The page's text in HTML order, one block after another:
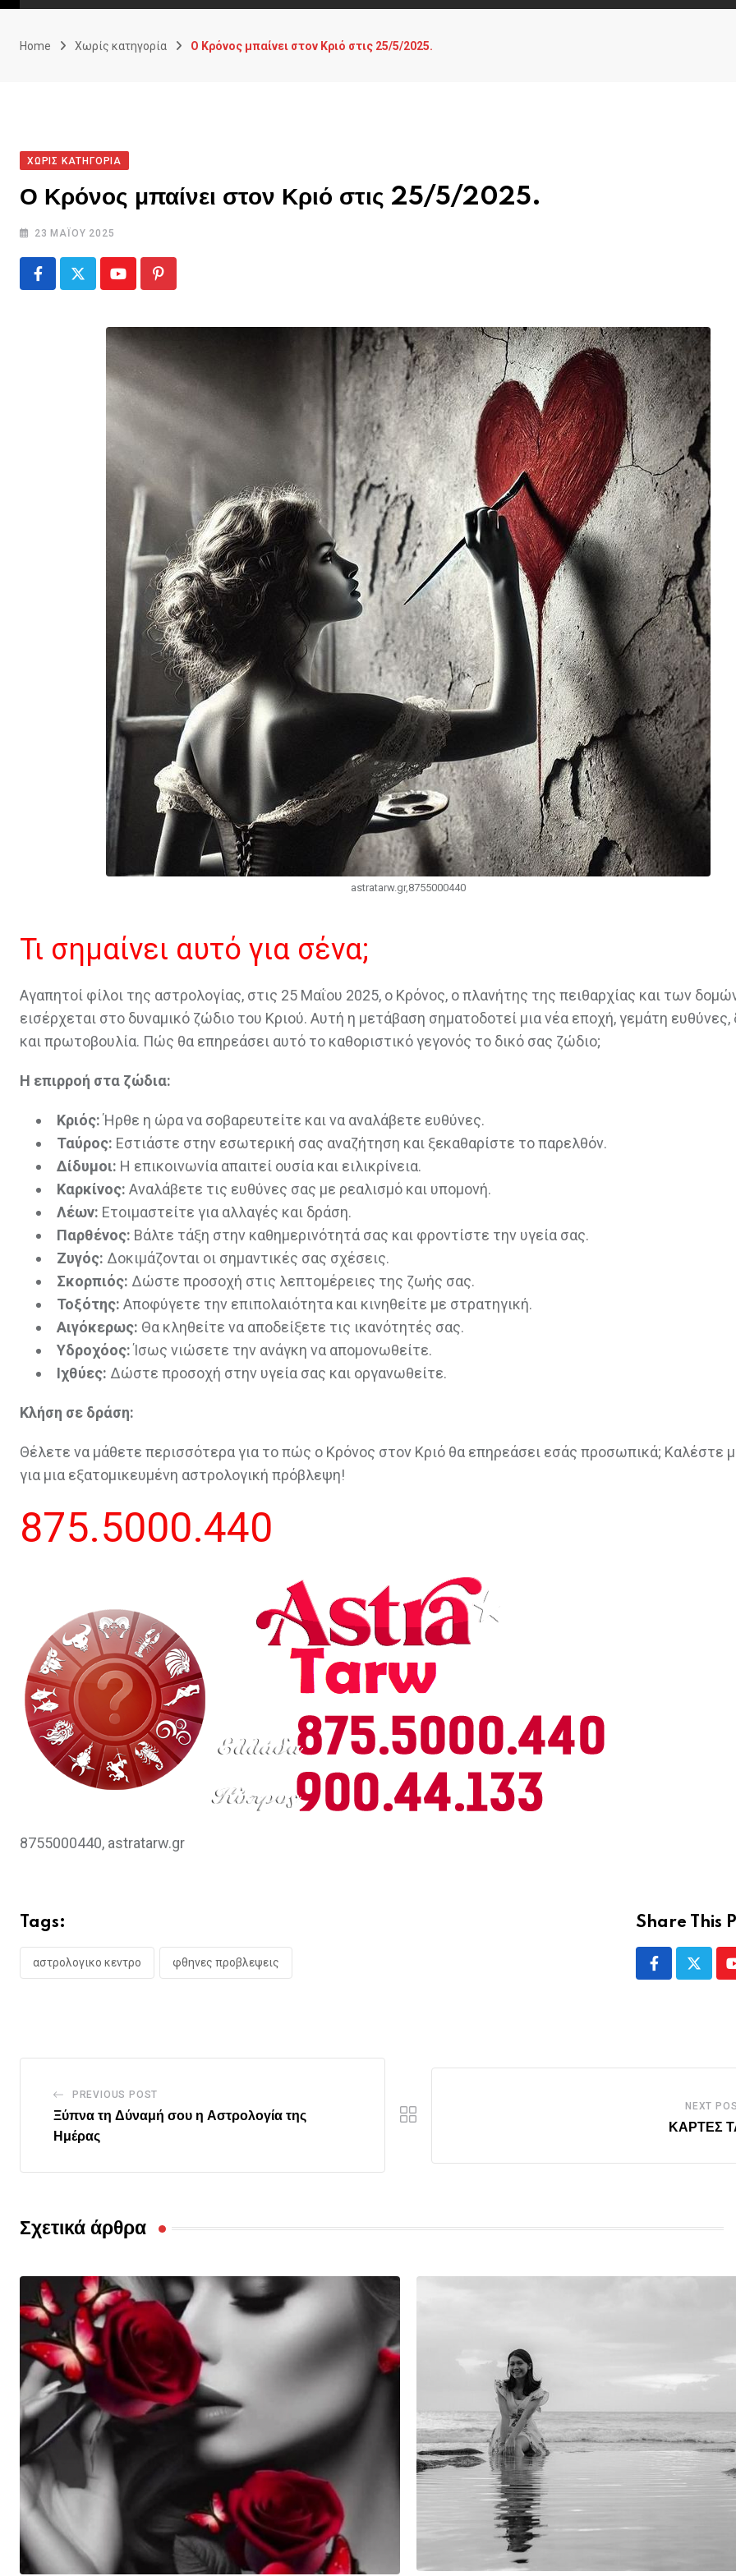
Home Χωρίς κατηγορία Ο Κρόνος μπαίνει στον Κριό στις 25/5/2025.
ΧΩΡΊΣ ΚΑΤΗΓΟΡΊΑ
Ο Κρόνος μπαίνει στον Κριό στις 25/5/2025.
23 ΜΑΪ́ΟΥ 2025
YoutubePinterest
astratarw.gr,8755000440
Τι σημαίνει αυτό για σένα;
Αγαπητοί φίλοι της αστρολογίας, στις 25 Μαΐου 2025, ο Κρόνος, ο πλανήτης της πειθαρχίας και των
εισέρχεται στο δυναμικό ζώδιο του Κριού. Αυτή η μετάβαση σηματοδοτεί μια νέα εποχή, γεμάτη ευθύνες,
και πρωτοβουλία. Πώς θα επηρεάσει αυτό το καθοριστικό γεγονός το δικό σας ζώδιο;
Η επιρροή στα ζώδια:
Κριός:Ήρθε η ώρα να σοβαρευτείτε και να αναλάβετε ευθύνες.
Ταύρος: Εστιάστε στην εσωτερική σας αναζήτηση και ξεκαθαρίστε το παρελθόν.
Δίδυμοι: Η επικοινωνία απαιτεί ουσία και ειλικρίνεια.
Καρκίνος: Αναλάβετε τις ευθύνες σας με ρεαλισμό και υπομονή.
Λέων: Ετοιμαστείτε για αλλαγές και δράση.
Παρθένος: Βάλτε τάξη στην καθημερινότητά σας και φροντίστε την υγεία σας.
Ζυγός: Δοκιμάζονται οι σημαντικές σας σχέσεις.
Σκορπιός: Δώστε προσοχή στις λεπτομέρειες της ζωής σας.
Τοξότης: Αποφύγετε την επιπολαιότητα και κινηθείτε με στρατηγική.
Αιγόκερως: Θα κληθείτε να αποδείξετε τις ικανότητές σας.
Υδροχόος:Ίσως νιώσετε την ανάγκη να απομονωθείτε.
Ιχθύες: Δώστε προσοχή στην υγεία σας και οργανωθείτε.
Κλήση σε δράση:
Θέλετε να μάθετε περισσότερα για το πώς ο Κρόνος στον Κριό θα επηρεάσει εσάς προσωπικά; Καλέστε
για μια εξατομικευμένη αστρολογική πρόβλεψη!
875.5000.440
8755000440, astratarw.gr
Tags:
αστρολογικο κεντρο φθηνες προβλεψεις
Share This
PREVIOUS POST
Ξύπνα τη Δύναμή σου η Αστρολογία της
Ημέρας
NEXT
ΚΑΡΤΕΣ
Σχετικά άρθρα